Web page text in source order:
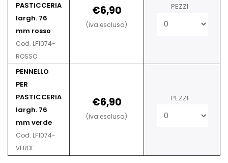
PASTICCERIA
largh. 76
mm rosso
Cod. LF1074-
ROSSO
€6,90
(iva esclusa)
PEZZI
PENNELLO
PER
PASTICCERIA
largh. 76
mm verde
Cod. LF1074-
VERDE
€6,90
(iva esclusa)
PEZZI